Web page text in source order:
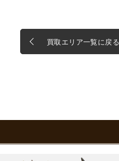
買取エリア一覧に戻る